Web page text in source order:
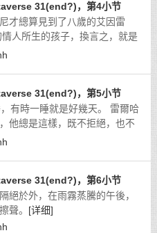
31(end?)，第4小节
才總算見到了八歲的艾因雷
人所生的孩子，換言之，就是
31(end?)，第5小节
有時一睡就是好幾天。 雷爾哈
他總是這樣，既不拒絕，也不
31(end?)，第6小节
絕於外，在雨霧蒸騰的午後，
聲。 [详细]